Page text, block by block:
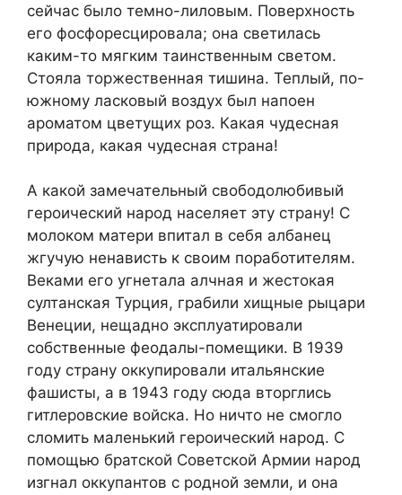
сейчас было темно-лиловым. Поверхность
его фосфоресцировала; она светилась
каким-то мягким таинственным светом.
Стояла торжественная тишина. Теплый, по-
южному ласковый воздух был напоен
ароматом цветущих роз. Какая чудесная
природа, какая чудесная страна!
А какой замечательный свободолюбивый
героический народ населяет эту страну! С
молоком матери впитал в себя албанец
жгучую ненависть к своим поработителям.
Веками его угнетала алчная и жестокая
султанская Турция, грабили хищные рыцари
Венеции, нещадно эксплуатировали
собственные феодалы-помещики. В 1939
году страну оккупировали итальянские
фашисты, а в 1943 году сюда вторглись
гитлеровские войска. Но ничто не смогло
сломить маленький героический народ. С
помощью братской Советской Армии народ
изгнал оккупантов с родной земли, и она